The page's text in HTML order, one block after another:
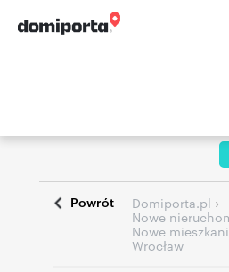
Powrót Domiporta.pl ›
Nowe
Nowe
Wrocław